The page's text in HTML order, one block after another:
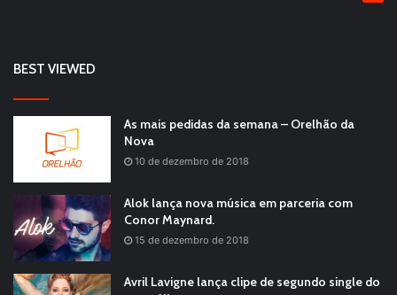
BEST VIEWED
As mais pedidas da semana – Orelhão da
Nova
10 de dezembro de 2018
Alok lança nova música em parceria com
Conor Maynard.
15 de dezembro de 2018
Avril Lavigne lança clipe de segundo single do